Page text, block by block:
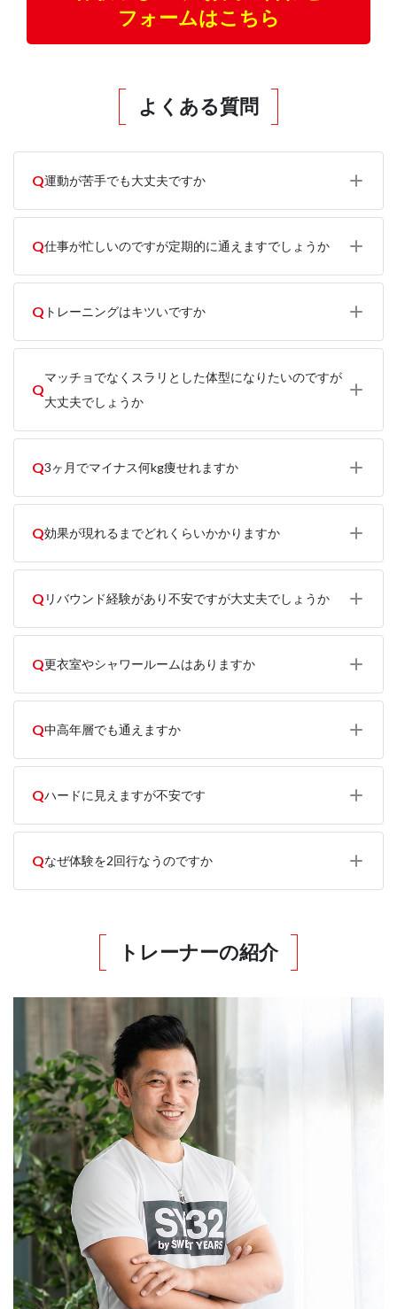
フォームはこちら
よくある質問
Q運動が苦手でも大丈夫ですか
Q仕事が忙しいのですが定期的に通えますでしょうか
Q トレーニングはキツいですか
Q
マッチョでなくスラリとした体型になりたいのですが
大丈夫でしょうか
Q3ヶ月でマイナス何kg痩せれますか
Q効果が現れるまでどれくらいかかりますか
Q リバウンド経験があり不安ですが大丈夫でしょうか
Q更衣室やシャワールームはありますか
Q中高年層でも通えますか
Qハードに見えますが不安です
Qなぜ体験を2回行なうのですか
トレーナーの紹介